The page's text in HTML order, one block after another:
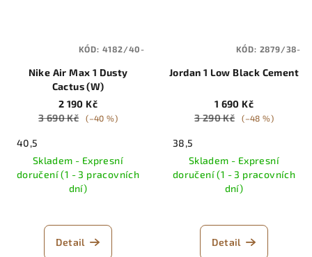
Nike Air Max 1 Dusty
Cactus (W)
2 190 Kč
3 690 Kč
(–40 %)
40,5
Skladem - Expresní
doručení (1 - 3 pracovních
dní)
Detail
KÓD: 4182/40-
Jordan 1 Low Black Cement
1 690 Kč
3 290 Kč
(–48 %)
38,5
Skladem - Expresní
doručení (1 - 3 pracovních
dní)
Detail
KÓD: 2879/38-